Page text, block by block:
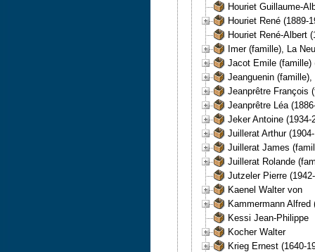
Houriet Guillaume-
Houriet René (1889-
Houriet René-Albert
Imer (famille), La
Jacot Emile (famille)
Jeanguenin (famille),
Jeanprêtre François
Jeanprêtre Léa
Jeker Antoine (1934-
Juillerat Arthur
Juillerat James
Juillerat Rolande
Jutzeler Pierre
Kaenel Walter von
Kammermann Alfred
Kessi Jean-Philippe
Kocher Walter
Krieg Ernest (1640-